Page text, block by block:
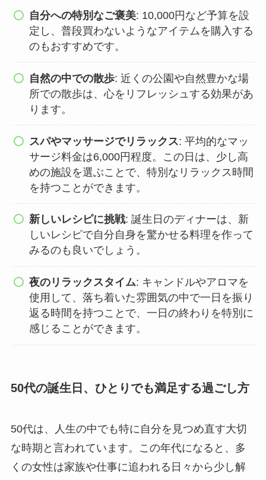
自分への特別なご褒美: 10,000円など予算を設
定し、普段買わないようなアイテムを購入する
のもおすすめです。
自然の中での散歩: 近くの公園や自然豊かな場
所での散歩は、心をリフレッシュする効果があ
ります。
スパやマッサージでリラックス: 平均的なマッ
サージ料金は6,000円程度。この日は、少し高
めの施設を選ぶことで、特別なリラックス時間
を持つことができます。
新しいレシピに挑戦: 誕生日のディナーは、新
しいレシピで自分自身を驚かせる料理を作って
みるのも良いでしょう。
夜のリラックスタイム: キャンドルやアロマを
使用して、落ち着いた雰囲気の中で一日を振り
返る時間を持つことで、一日の終わりを特別に
感じることができます。
50代の誕生日、ひとりでも満足する過ごし方
50代は、人生の中でも特に自分を見つめ直す大切
な時期と言われています。この年代になると、多
くの女性は家族や仕事に追われる日々から少し解